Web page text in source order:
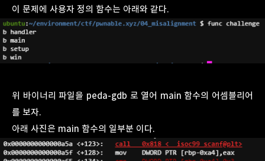
이 문제에 사용자 정의 함수는 아래와 같다.
위 바이너리 파일을 peda-gdb 로 열어 main 함수의 어셈블리어
를 보자.
아래 사진은 main 함수의 일부분 이다.